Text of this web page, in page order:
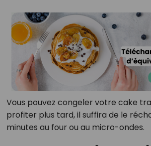
Vous pouvez congeler votre cake
profiter plus tard, il suffira de le
minutes au four ou au micro-ondes.